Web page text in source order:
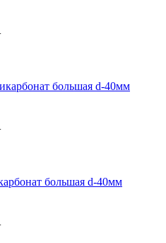
большая d-40мм
большая d-40мм